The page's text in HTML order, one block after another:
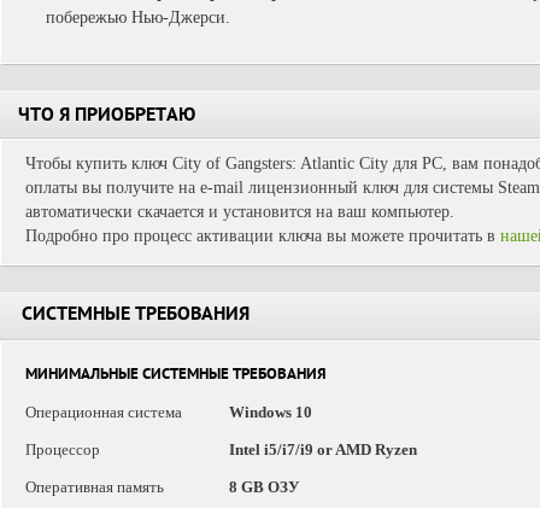
побережью Нью-Джерси.
ЧТО Я ПРИОБРЕТАЮ
Чтобы купить ключ City of Gangsters: Atlantic City для PC, вам
оплаты вы получите на e-mail лицензионный ключ для системы
автоматически скачается и установится на ваш компьютер.
Подробно про процесс активации ключа вы можете прочитать в
СИСТЕМНЫЕ ТРЕБОВАНИЯ
МИНИМАЛЬНЫЕ СИСТЕМНЫЕ ТРЕБОВАНИЯ
Операционная система
Windows 10
Процессор Intel i5/i7/i9 or AMD Ryzen
Оперативная память 8 GB ОЗУ